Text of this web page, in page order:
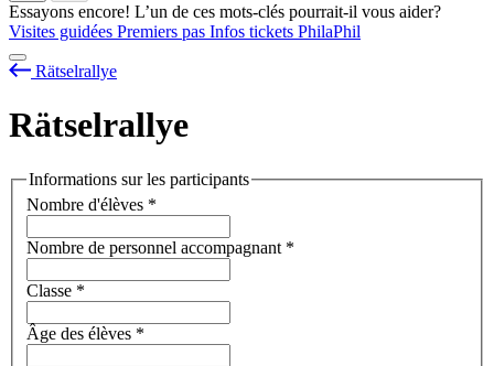
Essayons encore! L’un de ces mots-clés pourrait-il vous aider?
Visites guidées Premiers pas Infos tickets PhilaPhil
Rätselrallye
Rätselrallye
Informations sur les participants
Nombre d'élèves *
Nombre de personnel accompagnant *
Classe *
Âge des élèves *